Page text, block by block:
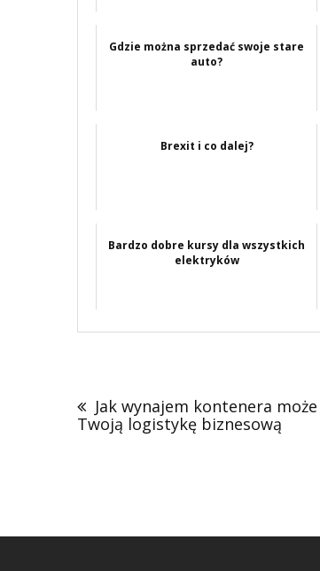
Gdzie można sprzedać swoje stare
auto?
Brexit i co dalej?
Bardzo dobre kursy dla wszystkich
elektryków
wpisu
Jak wynajem kontenera
Twoją logistykę biznesową